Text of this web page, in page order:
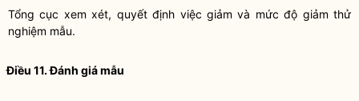
Tổng cục xem xét, quyết định việc giảm và mức độ giảm thử
nghiệm mẫu.
Điều 11. Đánh giá mẫu